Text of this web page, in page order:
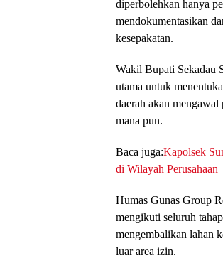
diperbolehkan hanya
mendokumentasikan
kesepakatan.
Wakil Bupati Sekadau
utama untuk
daerah akan
mana pun.
Baca juga:Kapolsek
di Wilayah Perusahaan
Humas Gunas Group
mengikuti seluruh
mengembalikan lahan
luar area izin.